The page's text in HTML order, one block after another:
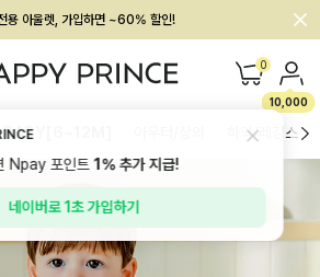
용 아울렛, 가입하면 ~60% 할인!
멤버십 최대 28,000원 혜택 0
10,000
BABY[6~12M] 하의/레깅스
Npay 포인트1%추가 지급!
네이버로 1초 가입하기